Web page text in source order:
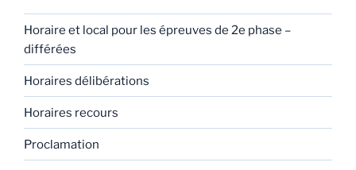
Horaire et local pour les épreuves de 2e phase –
différées
Horaires délibérations
Horaires recours
Proclamation